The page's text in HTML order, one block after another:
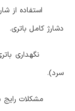
استفاده از
دشارژ کامل باتری.
نگهداری
سرد).
مشکلات رایج